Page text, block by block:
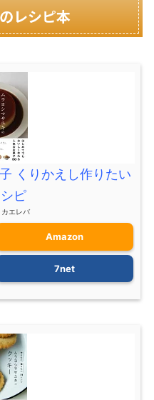
レシピ本
くりかえし作りたい
ピ
カエレバ
Amazon
7net